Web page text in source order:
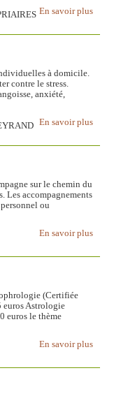
En savoir plus
à domicile.
contre le stress.
anxiété,
En savoir plus
sur le chemin du
Les accompagnements
ou
En savoir plus
(Certifiée
euros Astrologie
euros le thème
En savoir plus